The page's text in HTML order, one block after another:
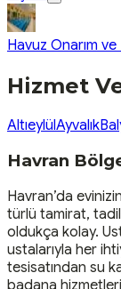
Havuz Onarım ve
Hizmet
AltıeylülAyvalık
Havran
Havran’da
türlü tamirat,
oldukça kolay.
ustalarıyla her
tesisatından su
badana